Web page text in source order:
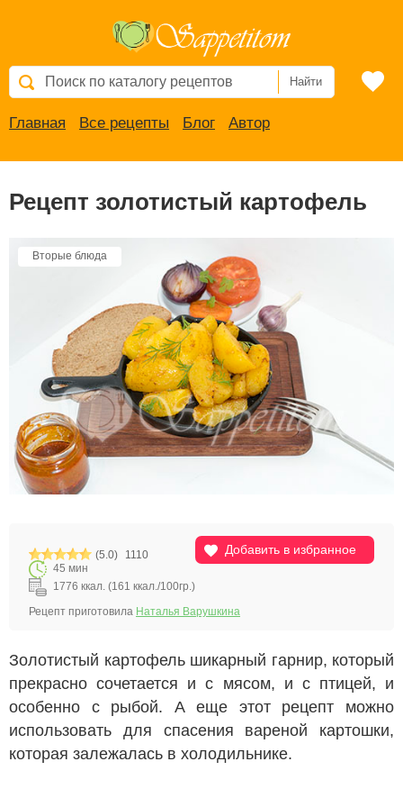
Найти
Главная Все рецепты Блог Автор
Рецепт золотистый картофель
Вторые блюда
Добавить в избранное
(5.0)
1110
45 мин
1776 ккал. (161 ккал./100гр.)
Рецепт приготовила Наталья Варушкина
Золотистый картофель шикарный гарнир, который
прекрасно сочетается и с мясом, и с птицей, и
особенно с рыбой. А еще этот рецепт можно
использовать для спасения вареной картошки,
которая залежалась в холодильнике.